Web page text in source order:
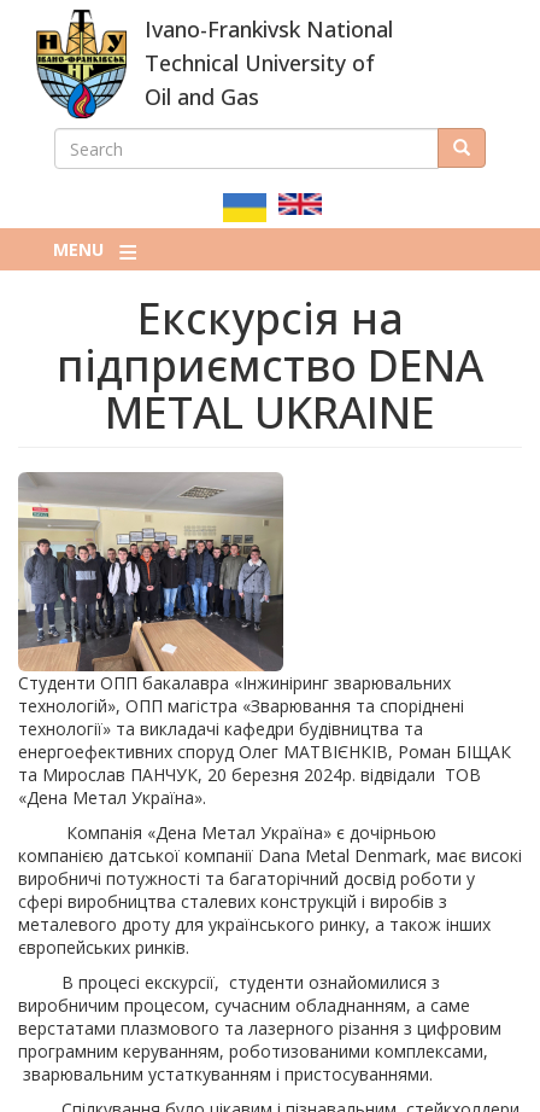
main
content
Ivano-Frankivsk National
Technical University of
Oil and Gas
ПОШУКОВА
SEARCH Search
MENU
Екскурсія на
підприємство DENA
METAL UKRAINE
Студенти ОПП бакалавра «Інжиніринг зварювальних
технологій», ОПП магістра «Зварювання та споріднені
технології» та викладачі кафедри будівництва та
енергоефективних споруд Олег МАТВІЄНКІВ, Роман БІЩАК
та Мирослав ПАНЧУК, 20 березня 2024р. відвідали ТОВ
«Дена Метал Україна».
Компанія «Дена Метал Україна» є дочірньою
компанією датської компанії Dana Metal Denmark, має високі
виробничі потужності та багаторічний досвід роботи у
сфері виробництва сталевих конструкцій і виробів з
металевого дроту для українського ринку, а також інших
європейських ринків.
В процесі екскурсії, студенти ознайомилися з
виробничим процесом, сучасним обладнанням, а саме
верстатами плазмового та лазерного різання з цифровим
програмним керуванням, роботизованими комплексами,
зварювальним устаткуванням і пристосуваннями.